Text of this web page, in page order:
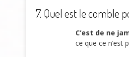
7. Quel est le comble
C’est de ne
ce que ce n’est